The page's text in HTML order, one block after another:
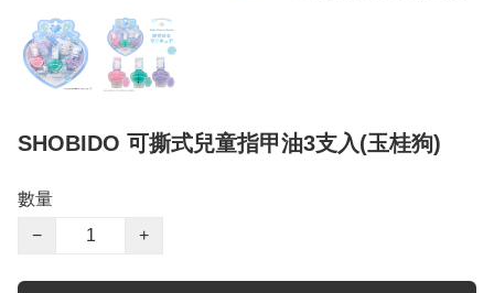
SHOBIDO 可撕式兒童指甲油3支入(玉桂狗)
數量
−
+